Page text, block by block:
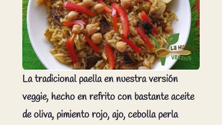
La tradicional paella en nuestra versión
veggie, hecho en refrito con bastante aceite
de oliva, pimiento rojo, ajo, cebolla perla